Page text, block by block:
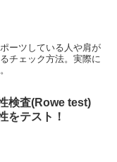
ーツしている人や肩が
チェック方法。実際に
検査(Rowe test)
をテスト！